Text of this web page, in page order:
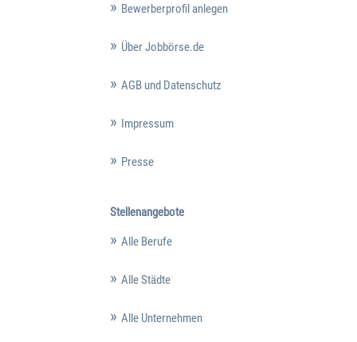
Bewerberprofil anlegen
Über Jobbörse.de
AGB und Datenschutz
Impressum
Presse
Stellenangebote
Alle Berufe
Alle Städte
Alle Unternehmen